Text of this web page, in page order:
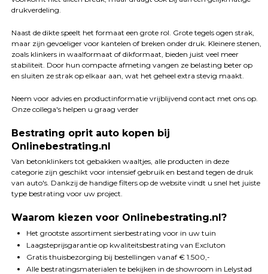
drukverdeling.
Naast de dikte speelt het formaat een grote rol. Grote tegels ogen strak,
maar zijn gevoeliger voor kantelen of breken onder druk. Kleinere stenen,
zoals klinkers in waalformaat of dikformaat, bieden juist veel meer
stabiliteit. Door hun compacte afmeting vangen ze belasting beter op
en sluiten ze strak op elkaar aan, wat het geheel extra stevig maakt.
Neem voor advies en productinformatie vrijblijvend contact met ons op.
Onze collega's helpen u graag verder
Bestrating oprit auto kopen bij
Onlinebestrating.nl
Van betonklinkers tot gebakken waaltjes, alle producten in deze
categorie zijn geschikt voor intensief gebruik en bestand tegen de druk
van auto's. Dankzij de handige filters op de website vindt u snel het juiste
type bestrating voor uw project.
Waarom kiezen voor Onlinebestrating.nl?
Het grootste assortiment sierbestrating voor in uw tuin
Laagsteprijsgarantie op kwaliteitsbestrating van Excluton
Gratis thuisbezorging bij bestellingen vanaf € 1.500,-
Alle bestratingsmaterialen te bekijken in de showroom in Lelystad